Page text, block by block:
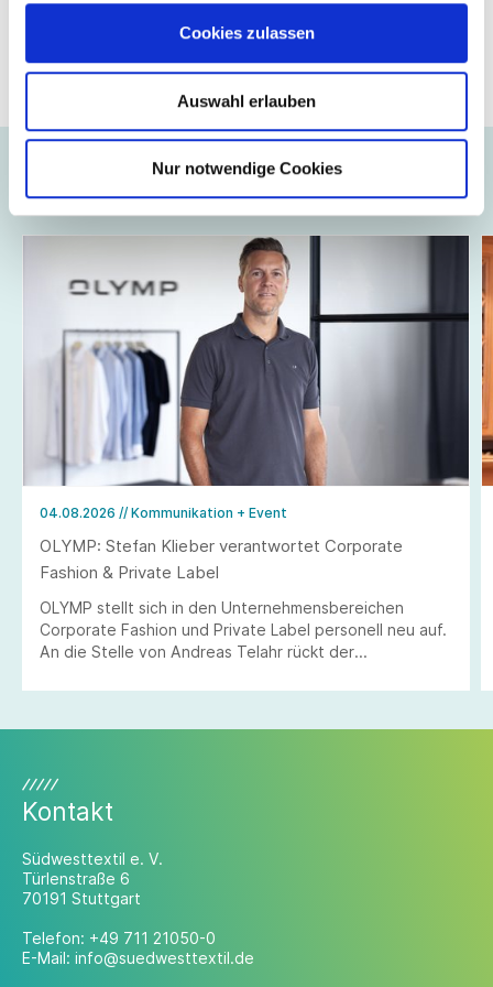
Cookies zulassen
Auswahl erlauben
Nur notwendige Cookies
Ergänzung zu den Designs der Fall/Winter 2025/2026 Saison
und runden jeden Look ab.
Auch interessant ...
04.08.2026 // Kommunikation + Event
OLYMP: Stefan Klieber verantwortet Corporate
Fashion & Private Label
OLYMP stellt sich in den Unternehmensbereichen
Corporate Fashion und Private Label personell neu auf.
An die Stelle von Andreas Telahr rückt der
Geschäftseinheiten Corporate Fashion und Private
Kontakt
Südwesttextil e. V.
Türlenstraße 6
70191 Stuttgart
Telefon: +49 711 21050-0
E-Mail: info@suedwesttextil.de